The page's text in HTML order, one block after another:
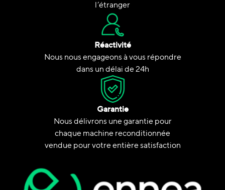
l’étranger
Réactivité
Nous nous engageons à vous répondre
dans un délai de 24h
Garantie
Nous délivrons une garantie pour
chaque machine reconditionnée
vendue pour votre entière satisfaction